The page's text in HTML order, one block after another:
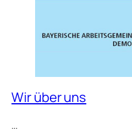
Wir über uns
…